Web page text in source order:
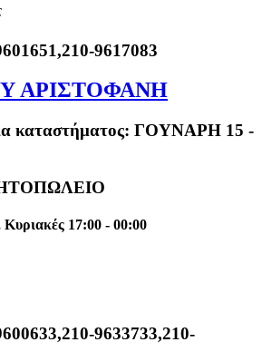
9617083
ΑΡΙΣΤΟΦΑΝΗ
καταστήματος: ΓΟΥΝΑΡΗ 15 -
17:00 - 00:00
9633733,210-